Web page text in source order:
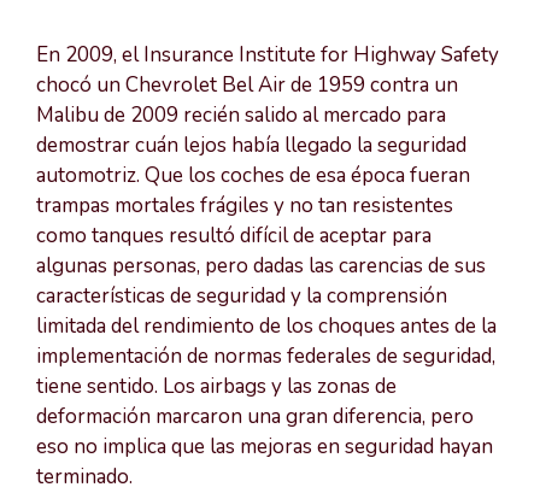
En 2009, el Insurance Institute for Highway Safety
chocó un Chevrolet Bel Air de 1959 contra un
Malibu de 2009 recién salido al mercado para
demostrar cuán lejos había llegado la seguridad
automotriz. Que los coches de esa época fueran
trampas mortales frágiles y no tan resistentes
como tanques resultó difícil de aceptar para
algunas personas, pero dadas las carencias de sus
características de seguridad y la comprensión
limitada del rendimiento de los choques antes de la
implementación de normas federales de seguridad,
tiene sentido. Los airbags y las zonas de
deformación marcaron una gran diferencia, pero
eso no implica que las mejoras en seguridad hayan
terminado.